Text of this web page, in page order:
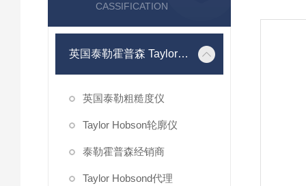
CASSIFICATION
英国泰勒霍普森 Taylor Hobson
英国泰勒粗糙度仪
Taylor Hobson轮廓仪
泰勒霍普森经销商
Taylor Hobsond代理